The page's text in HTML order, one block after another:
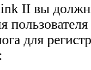
II вы
для